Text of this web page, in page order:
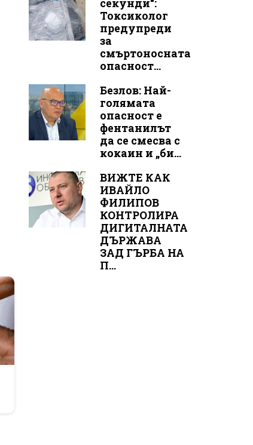
секунди“:
Токсиколог
предупреди
за
смъртоносната
опасност...
Безлов: Най-
голямата
опасност е
фентанилът
да се смесва с
кокаин и „би...
ВИЖТЕ КАК
ИВАЙЛО
ФИЛИПОВ
КОНТРОЛИРА
ДИГИТАЛНАТА
ДЪРЖАВА
ЗАД ГЪРБА НА
П...